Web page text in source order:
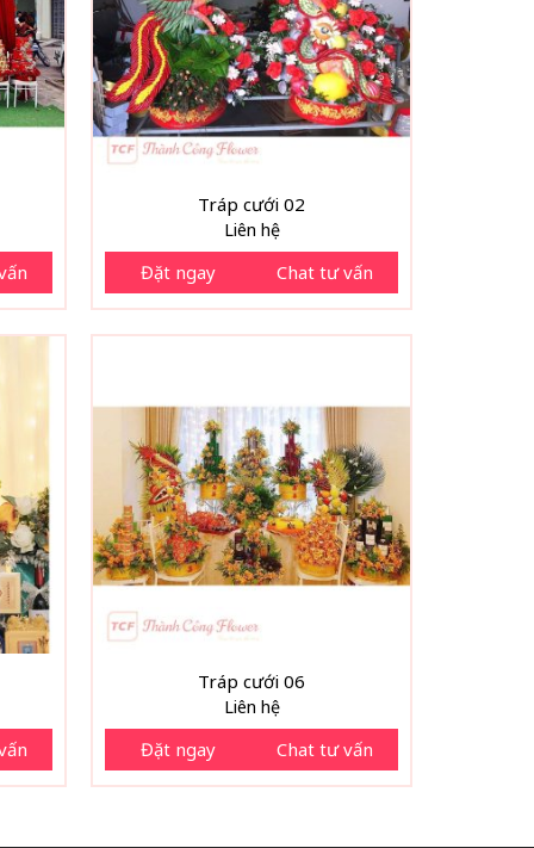
Tráp cưới 02
Liên hệ
Đặt ngay Chat tư vấn
Tráp cưới 06
Liên hệ
Đặt ngay Chat tư vấn